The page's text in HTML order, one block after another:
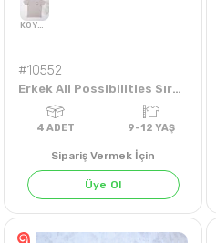
#10552
Erkek All Possibilities Sırt Baskılı 9-12 Yaş Tişört
Sipariş Vermek İçin
Üye Ol